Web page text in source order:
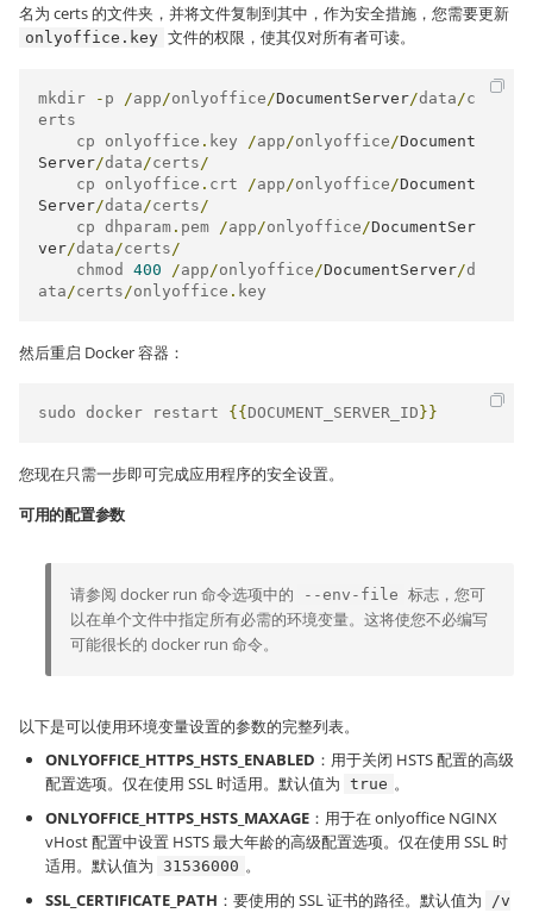
名为 certs 的文件夹，并将文件复制到其中，作为安全措施，您需要更新
onlyoffice.key 文件的权限，使其仅对所有者可读。
mkdir - p /app/onlyoffice/DocumentServer/data/c
erts
    cp onlyoffice
. key /app/onlyoffice/Document
Server/data/certs/
    cp onlyoffice
. crt /app/onlyoffice/Document
Server/data/certs/
    cp dhparam
. pem /app/onlyoffice/DocumentSer
ver/data/certs/
    chmod
400 /app/onlyoffice/DocumentServer/d
ata/certs/onlyoffice . key
然后重启 Docker 容器：
sudo docker restart {{ DOCUMENT_SERVER_ID }}
您现在只需一步即可完成应用程序的安全设置。
可用的配置参数
请参阅 docker run 命令选项中的 --env-file 标志，您可
以在单个文件中指定所有必需的环境变量。这将使您不必编写
可能很长的 docker run 命令。
以下是可以使用环境变量设置的参数的完整列表。
ONLYOFFICE_HTTPS_HSTS_ENABLED ：用于关闭 HSTS 配置的高级
配置选项。仅在使用 SSL 时适用。默认值为 true 。
ONLYOFFICE_HTTPS_HSTS_MAXAGE ：用于在 onlyoffice NGINX
vHost 配置中设置 HSTS 最大年龄的高级配置选项。仅在使用 SSL 时
适用。默认值为
31536000 。
SSL_CERTIFICATE_PATH ：要使用的 SSL 证书的路径。默认值为
/v